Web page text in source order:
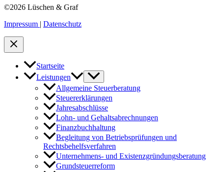
©2026 Lüschen & Graf
Impressum | Datenschutz
Startseite
Leistungen
Allgemeine Steuerberatung
Steuererklärungen
Jahresabschlüsse
Lohn- und Gehaltsabrechnungen
Finanzbuchhaltung
Begleitung von Betriebsprüfungen und
Rechtsbehelfsverfahren
Unternehmens- und Existenzgründungsberatung
Grundsteuerreform